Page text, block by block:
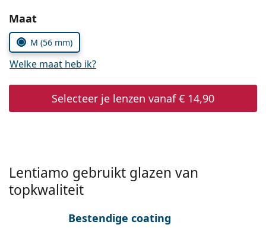
Prada
Alle merken
Kies parameters:
Maat
M (56 mm)
Welke maat heb ik?
Selecteer je lenzen vanaf€ 14,90
Lentiamo gebruikt glazen van
topkwaliteit
Bestendige coating